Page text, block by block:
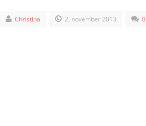
Christina 2. november 2013